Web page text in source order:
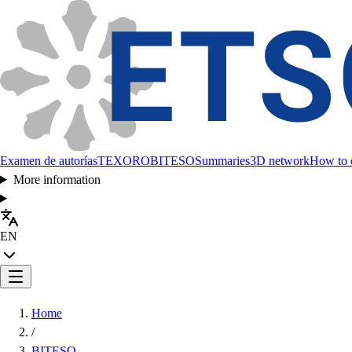
Examen de autoríasTEXOROBITESOSummaries3D networkHow to
More information
EN
Home
/